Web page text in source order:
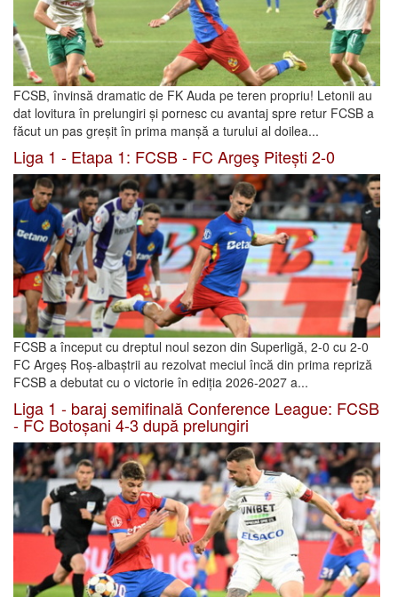
FCSB, învinsă dramatic de FK Auda pe teren propriu! Letonii au
dat lovitura în prelungiri și pornesc cu avantaj spre retur FCSB a
făcut un pas greșit în prima manșă a turului al doilea...
Liga 1 - Etapa 1: FCSB - FC Argeş Pitești 2-0
FCSB a început cu dreptul noul sezon din Superligă, 2-0 cu 2-0
FC Argeș Roș-albaștrii au rezolvat meciul încă din prima repriză
FCSB a debutat cu o victorie în ediția 2026-2027 a...
Liga 1 - baraj semifinală Conference League: FCSB
- FC Botoșani 4-3 după prelungiri